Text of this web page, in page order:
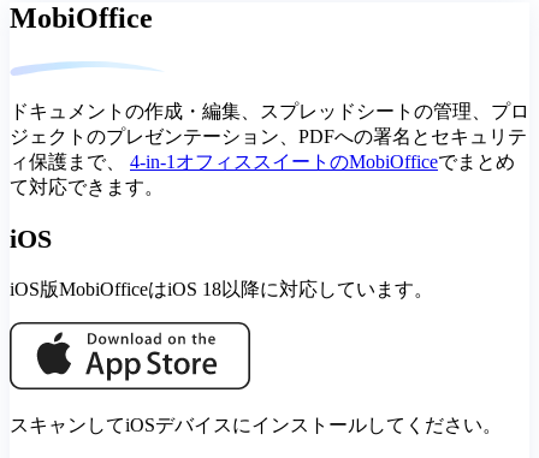
MobiOffice
ドキュメントの作成・編集、スプレッドシートの管理、プロ
ジェクトのプレゼンテーション、PDFへの署名とセキュリテ
ィ保護まで、 4-in-1オフィススイートのMobiOfficeでまとめ
て対応できます。
iOS
iOS版MobiOfficeはiOS 18以降に対応しています。
スキャンしてiOSデバイスにインストールしてください。